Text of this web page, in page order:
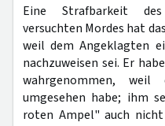
Eine Strafbarkeit
versuchten Mordes hat
weil dem Angeklagten
nachzuweisen sei. Er
wahrgenommen,
umgesehen habe; ihm
roten Ampel" auch nicht